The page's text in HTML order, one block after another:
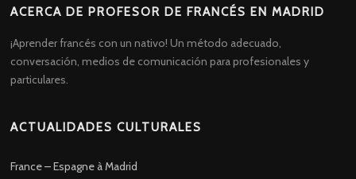
ACERCA DE PROFESOR DE FRANCÉS EN MADRID
¡Aprender francés con un nativo! Un método adecuado,
conversación, medios de comunicación para profesionales y
particulares.
ACTUALIDADES CULTURALES
France – Espagne à Madrid